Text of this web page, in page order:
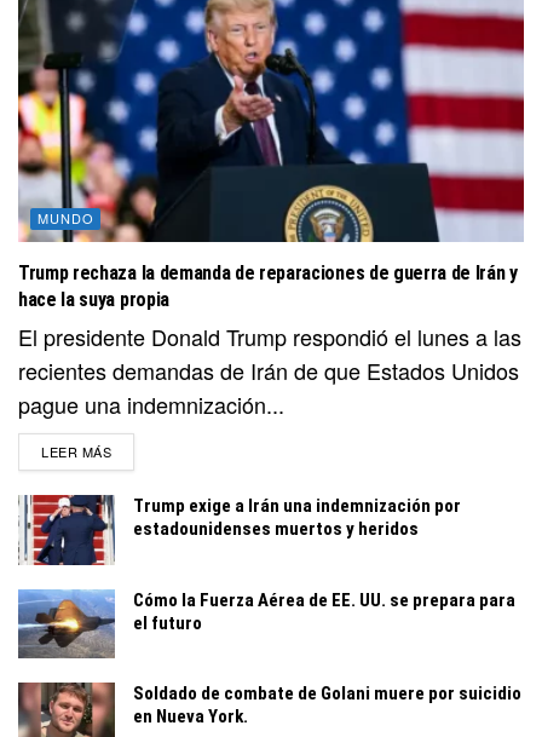
MUNDO
Trump rechaza la demanda de reparaciones de guerra de Irán y
hace la suya propia
El presidente Donald Trump respondió el lunes a las
recientes demandas de Irán de que Estados Unidos
pague una indemnización...
LEER MÁSDETAILS
Trump exige a Irán una indemnización por
estadounidenses muertos y heridos
Cómo la Fuerza Aérea de EE. UU. se prepara para
el futuro
Soldado de combate de Golani muere por suicidio
en Nueva York.